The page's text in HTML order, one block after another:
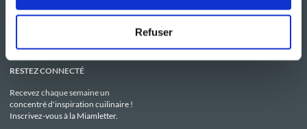
Refuser
Le Mag'
Boutique
Politique de confidentialité
Utilisation des Cookies
RESTEZ CONNECTÉ
Recevez chaque semaine un
concentré d'inspiration cuilinaire !
Inscrivez-vous à la Miamletter.